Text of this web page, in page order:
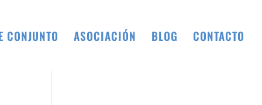
CONJUNTO ASOCIACIÓN BLOG CONTACTO